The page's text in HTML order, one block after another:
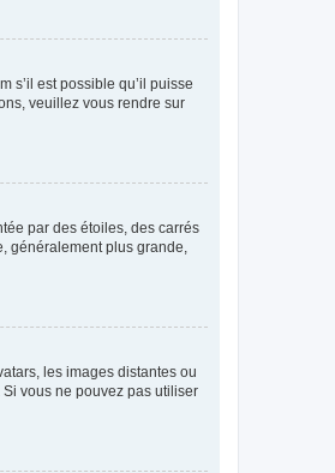
s’il est possible qu’il puisse
veuillez vous rendre sur
par des étoiles, des carrés
généralement plus grande,
les images distantes ou
vous ne pouvez pas utiliser